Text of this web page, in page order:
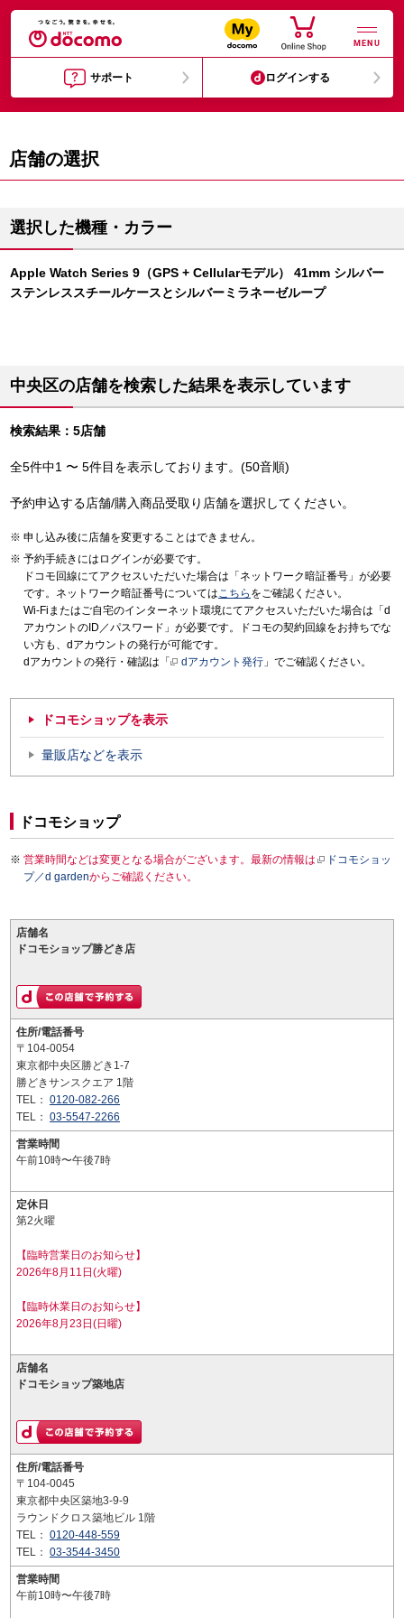
MENU
サポート ログインする
店舗の選択
選択した機種・カラー
Apple Watch Series 9（GPS + Cellularモデル） 41mm シルバー
ステンレススチールケースとシルバーミラネーゼループ
中央区の店舗を検索した結果を表示しています
検索結果：5店舗
全5件中1 〜 5件目を表示しております。(50音順)
予約申込する店舗/購入商品受取り店舗を選択してください。
申し込み後に店舗を変更することはできません。
予約手続きにはログインが必要です。
ドコモ回線にてアクセスいただいた場合は「ネットワーク暗証番号」が必要
です。ネットワーク暗証番号についてはこちら をご確認ください。
Wi-Fiまたはご自宅のインターネット環境にてアクセスいただいた場合は「d
アカウントのID／パスワード」が必要です。ドコモの契約回線をお持ちでな
い方も、dアカウントの発行が可能です。
dアカウントの発行・確認は「
dアカウント発行 」でご確認ください。
ドコモショップを表示
量販店などを表示
ドコモショップ
営業時間などは変更となる場合がございます。最新の情報は
ドコモショッ
プ／d gardenからご確認ください。
店舗名
ドコモショップ勝どき店
住所/電話番号
〒104-0054
東京都中央区勝どき1-7
勝どきサンスクエア 1階
TEL： 0120-082-266
TEL： 03-5547-2266
営業時間
午前10時〜午後7時
定休日
第2火曜
【臨時営業日のお知らせ】
2026年8月11日(火曜)
【臨時休業日のお知らせ】
2026年8月23日(日曜)
店舗名
ドコモショップ築地店
住所/電話番号
〒104-0045
東京都中央区築地3-9-9
ラウンドクロス築地ビル 1階
TEL： 0120-448-559
TEL： 03-3544-3450
営業時間
午前10時〜午後7時